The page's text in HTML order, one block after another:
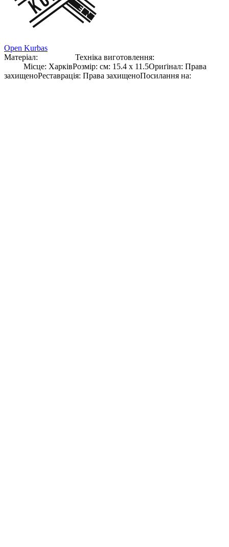
Open Kurbas
Матеріал:
Техніка виготовлення:
Місце: ХарківРозмір: см: 15.4 x 11.5Ориґінал: Права
захищеноРеставрація: Права захищеноПосилання на: